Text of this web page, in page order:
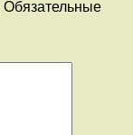
Обязательные